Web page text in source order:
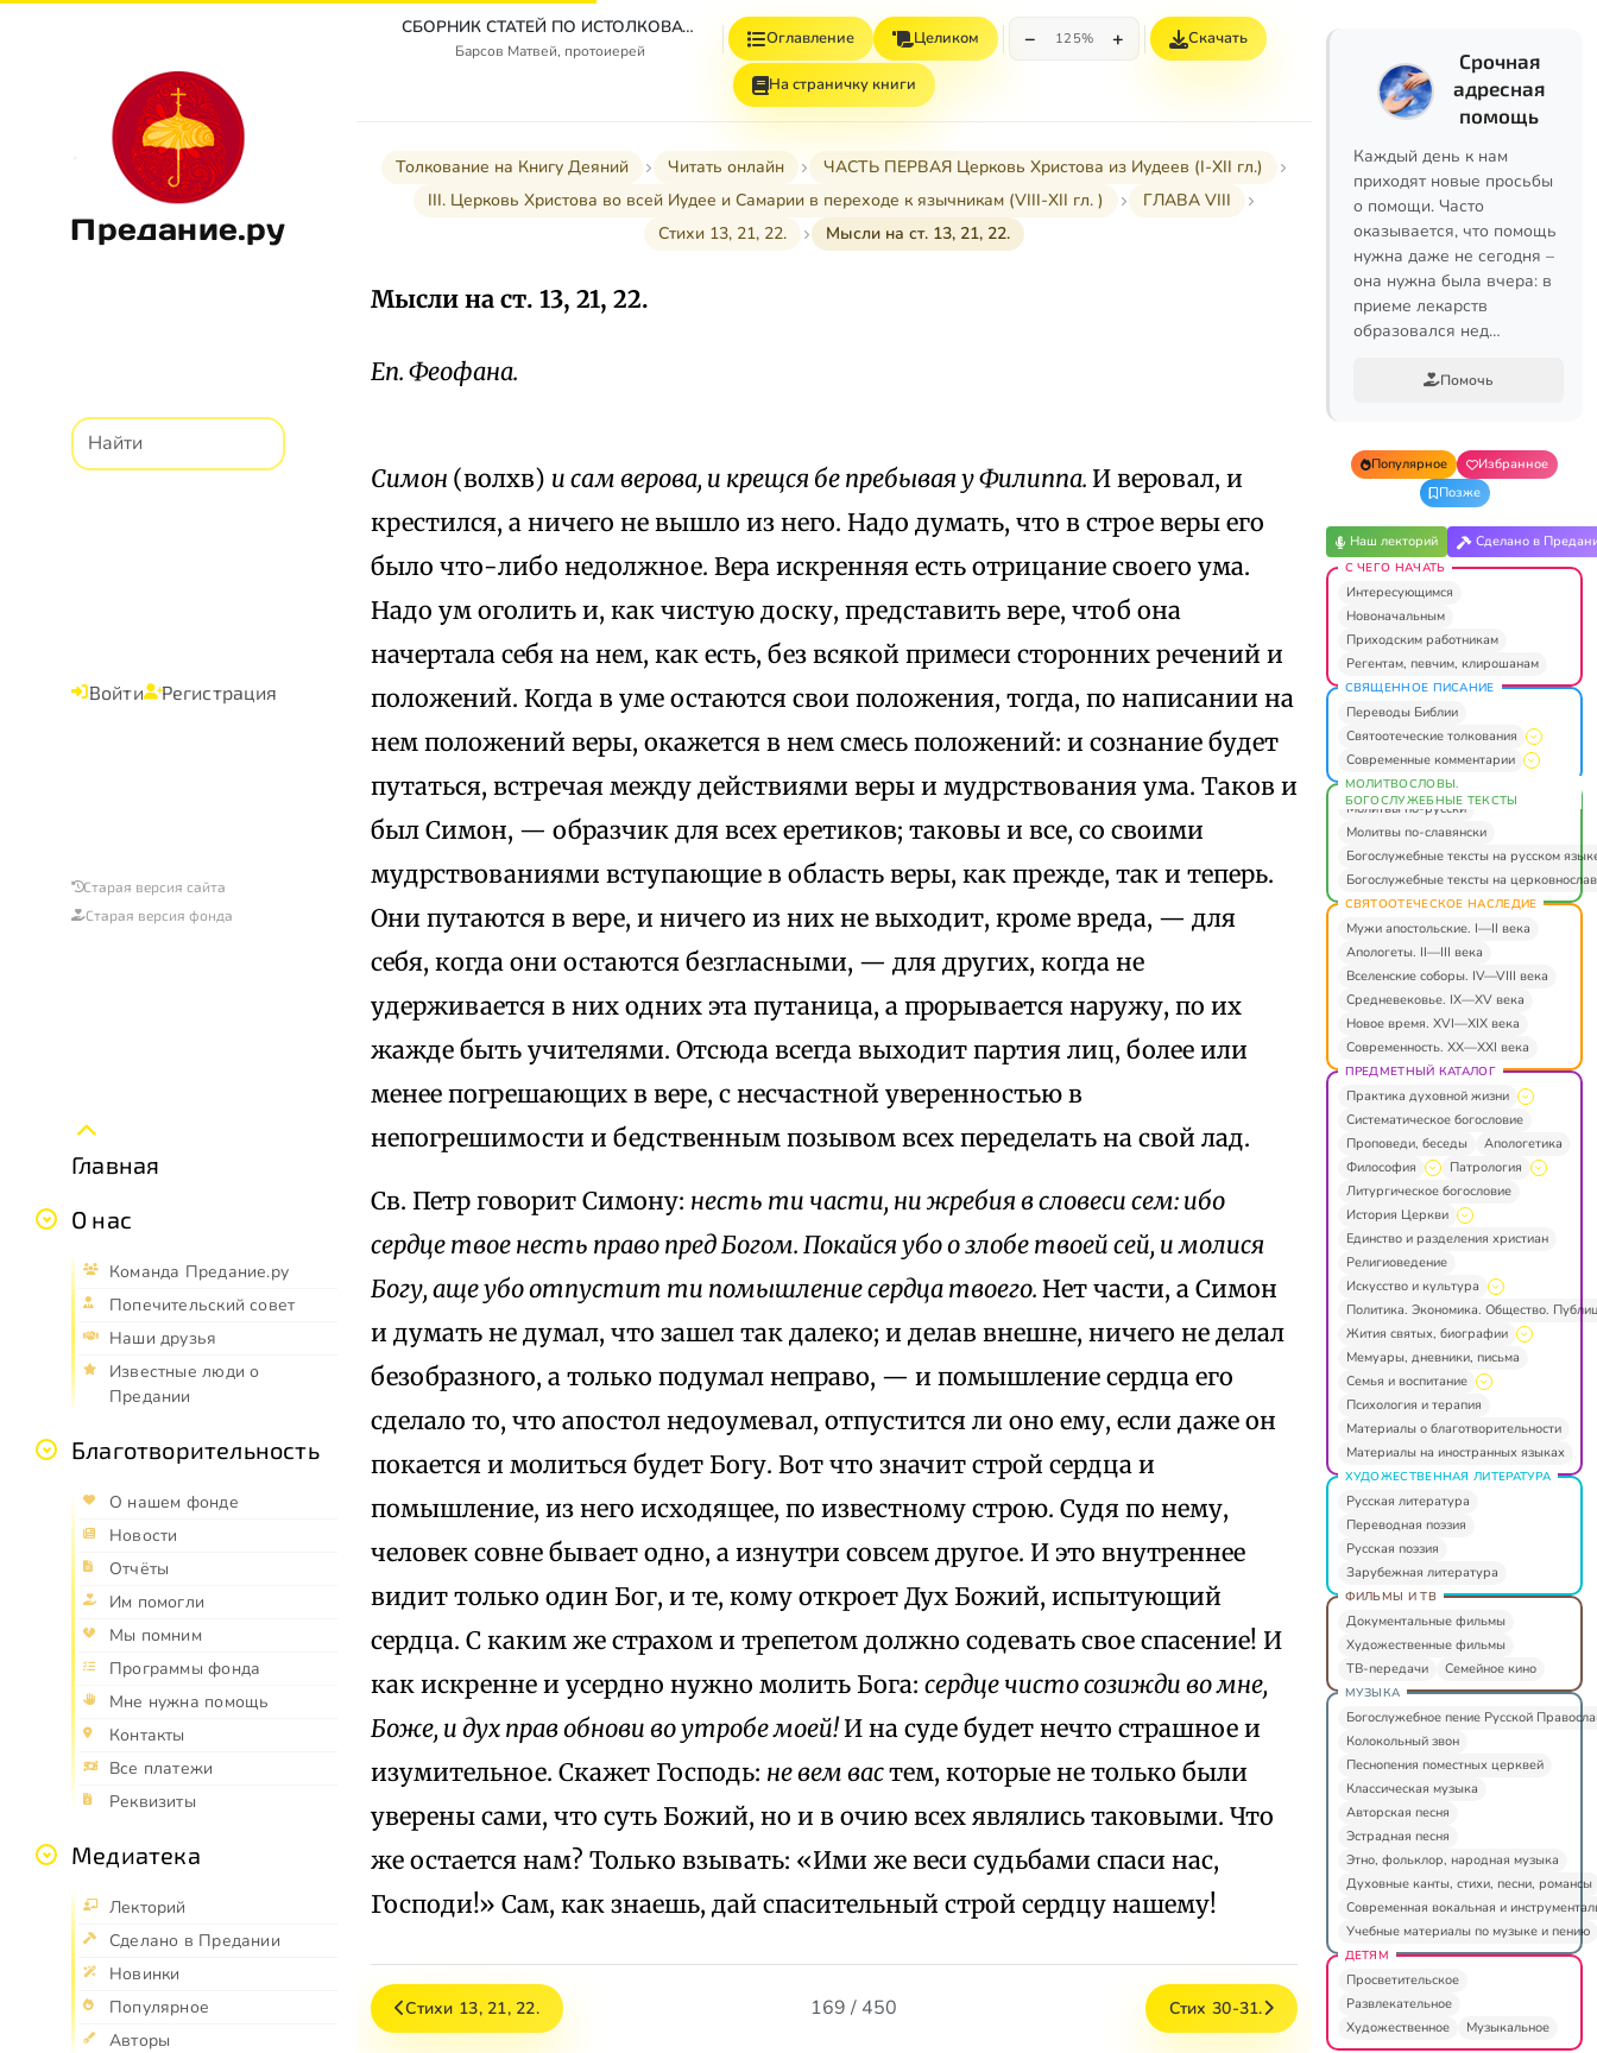
Предание.ру
Войти Регистрация
Старая версия сайта
Старая версия фонда
Главная
О нас
Команда Предание.ру
Попечительский совет
Наши друзья
Известные люди о
Предании
Благотворительность
О нашем фонде
Новости
Отчёты
Им помогли
Мы помним
Программы фонда
Мне нужна помощь
Контакты
Все платежи
Реквизиты
Медиатека
Лекторий
Сделано в Предании
Новинки
Популярное
Авторы
СБОРНИК СТАТЕЙ ПО ИСТОЛКОВАТЕЛЬНОМУ И НАЗИДАТЕЛЬНОМУ ЧТЕНИЮ ДЕЯНИЙ СВЯТЫХ АПОСТОЛОВ
Барсов Матвей, протоиерей
Оглавление Целиком − 125% + Скачать
На страничку книги
Толкование на Книгу Деяний Читать онлайн
ЧАСТЬ ПЕРВАЯ Церковь Христова из Иудеев (I-XII гл.)
III. Церковь Христова во всей Иудее и Самарии в переходе к язычникам (VIII-XII гл. )
ГЛАВА VIII
Стихи 13, 21, 22.
Мысли на ст. 13, 21, 22.
Мысли на ст. 13, 21, 22.
Еп. Феофана.
Симон (волхв) и сам верова, и крещся бе пребывая у Филиппа. И веровал, и
крестился, а ничего не вышло из него. Надо думать, что в строе веры его
было что-либо недолжное. Вера искренняя есть отрицание своего ума.
Надо ум оголить и, как чистую доску, представить вере, чтоб она
начертала себя на нем, как есть, без всякой примеси сторонних речений и
положений. Когда в уме остаются свои положения, тогда, по написании на
нем положений веры, окажется в нем смесь положений: и сознание будет
путаться, встречая между действиями веры и мудрствования ума. Таков и
был Симон, — образчик для всех еретиков; таковы и все, со своими
мудрствованиями вступающие в область веры, как прежде, так и теперь.
Они путаются в вере, и ничего из них не выходит, кроме вреда, — для
себя, когда они остаются безгласными, — для других, когда не
удерживается в них одних эта путаница, а прорывается наружу, по их
жажде быть учителями. Отсюда всегда выходит партия лиц, более или
менее погрешающих в вере, с несчастной уверенностью в
непогрешимости и бедственным позывом всех переделать на свой лад.
Св. Петр говорит Симону: несть ти части, ни жребия в словеси сем: ибо
сердце твое несть право пред Богом. Покайся убо о злобе твоей сей, и молися
Богу, аще убо отпустит ти помышление сердца твоего. Нет части, а Симон
и думать не думал, что зашел так далеко; и делав внешне, ничего не делал
безобразного, а только подумал неправо, — и помышление сердца его
сделало то, что апостол недоумевал, отпустится ли оно ему, если даже он
покается и молиться будет Богу. Вот что значит строй сердца и
помышление, из него исходящее, по известному строю. Судя по нему,
человек совне бывает одно, а изнутри совсем другое. И это внутреннее
видит только один Бог, и те, кому откроет Дух Божий, испытующий
сердца. С каким же страхом и трепетом должно содевать свое спасение! И
как искренне и усердно нужно молить Бога: сердце чисто созижди во мне,
Боже, и дух прав обнови во утробе моей!И на суде будет нечто страшное и
изумительное. Скажет Господь: не вем вастем, которые не только были
уверены сами, что суть Божий, но и в очию всех являлись таковыми. Что
же остается нам? Только взывать: «Ими же веси судьбами спаси нас,
Господи!» Сам, как знаешь, дай спасительный строй сердцу нашему!
Стихи 13, 21, 22. 169 / 450 Стих 30-31.
Срочная
адресная
помощь
Каждый день к нам
приходят новые просьбы
о помощи. Часто
оказывается, что помощь
нужна даже не сегодня –
она нужна была вчера: в
приеме лекарств
образовался нед…
Помочь
Популярное
Избранное
Позже
Наш лекторий Сделано в
С ЧЕГО НАЧАТЬ
Интересующимся
Новоначальным
Приходским работникам
Регентам, певчим, клирошанам
СВЯЩЕННОЕ ПИСАНИЕ
Переводы Библии
Святоотеческие толкования
Современные комментарии
МОЛИТВОСЛОВЫ.
БОГОСЛУЖЕБНЫЕ ТЕКСТЫ
Молитвы по-русски
Молитвы по-славянски
Богослужебные тексты на русском
Богослужебные тексты на
СВЯТООТЕЧЕСКОЕ НАСЛЕДИЕ
Мужи апостольские. I—II века
Апологеты. II—III века
Вселенские соборы. IV—VIII века
Средневековье. IX—XV века
Новое время. XVI—XIX века
Современность. XX—XXI века
ПРЕДМЕТНЫЙ КАТАЛОГ
Практика духовной жизни
Систематическое богословие
Проповеди, беседы
Апологетика
Философия
Патрология
Литургическое богословие
История Церкви
Единство и разделения христиан
Религиоведение
Искусство и культура
Политика. Экономика. Общество.
Жития святых, биографии
Мемуары, дневники, письма
Семья и воспитание
Психология и терапия
Материалы о благотворительности
Материалы на иностранных языках
ХУДОЖЕСТВЕННАЯ ЛИТЕРАТУРА
Русская литература
Переводная поэзия
Русская поэзия
Зарубежная литература
ФИЛЬМЫ И ТВ
Документальные фильмы
Художественные фильмы
ТВ-передачи
Семейное кино
МУЗЫКА
Богослужебное пение Русской
Колокольный звон
Песнопения поместных церквей
Классическая музыка
Авторская песня
Эстрадная песня
Этно, фольклор, народная музыка
Духовные канты, стихи, песни, романсы
Современная вокальная и
Учебные материалы по музыке и пению
ДЕТЯМ
Просветительское
Развлекательное
Художественное
Музыкальное